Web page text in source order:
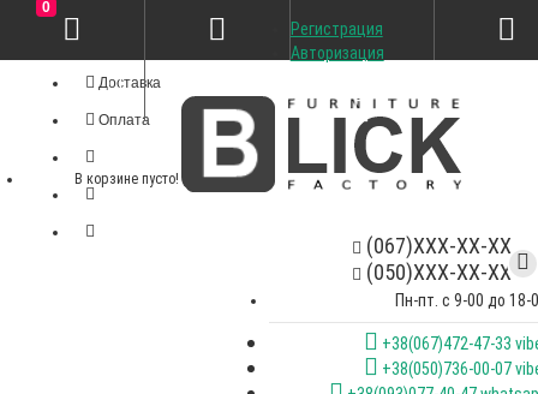
Доставка
Оплата
(067)XXX-XX-XX
(050)XXX-XX-XX
Пн-пт. с 9-00 до 18-
+38(067)472-47-33
+38(050)736-00-07
Регистрация
Авторизация
0
В корзине пусто!